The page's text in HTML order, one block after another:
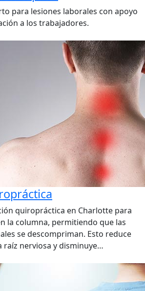
para lesiones laborales con apoyo
a los trabajadores.
quiropráctica en Charlotte para
la columna, permitiendo que las
se descompriman. Esto reduce
raíz nerviosa y disminuye…